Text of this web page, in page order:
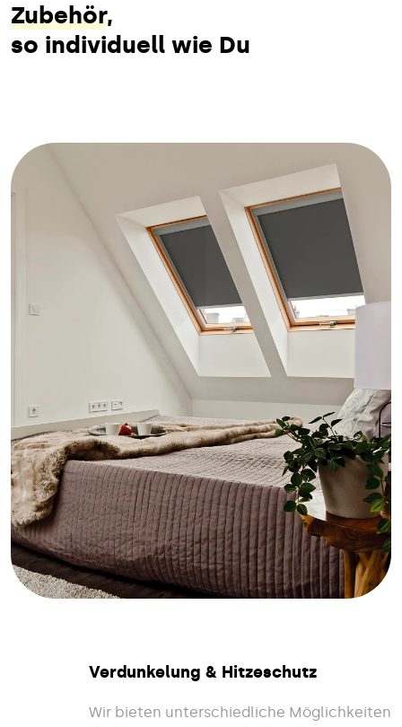
Zubehör,
so individuell wie Du
Verdunkelung & Hitzeschutz
Wir bieten unterschiedliche Möglichkeiten